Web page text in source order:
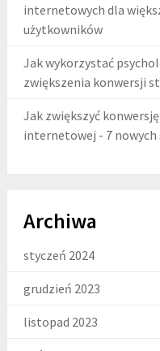
internetowych dla
użytkowników
Jak wykorzystać
zwiększenia konwersji
Jak zwiększyć
internetowej - 7
Archiwa
styczeń 2024
grudzień 2023
listopad 2023